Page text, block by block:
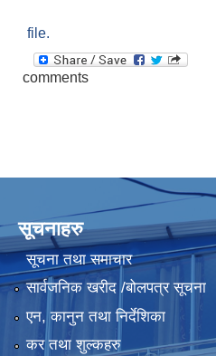
file.
comments
सूचनाहरु
सूचना तथा समाचार
सार्वजनिक खरीद /बोलपत्र सूचना
एन, कानुन तथा निर्देशिका
कर तथा शुल्कहरु